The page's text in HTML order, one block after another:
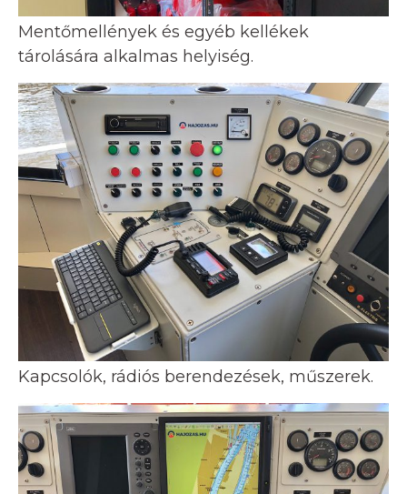
Mentőmellények és egyéb kellékek
tárolására alkalmas helyiség.
Kapcsolók, rádiós berendezések, műszerek.